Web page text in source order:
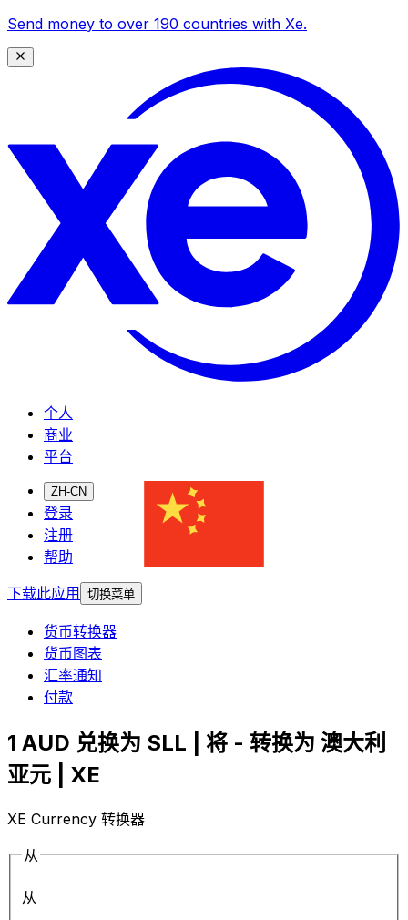
Send money to over 190 countries with Xe.
个人
商业
平台
ZH-CN
登录
注册
帮助
下载此应用
切换菜单
货币转换器
货币图表
汇率通知
付款
1 AUD 兑换为 SLL | 将 - 转换为 澳大利
亚元 | XE
XE Currency 转换器
从
从